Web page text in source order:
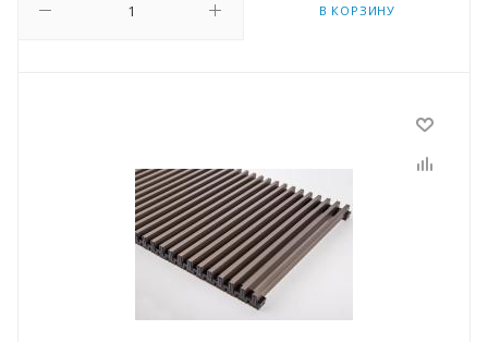
В КОРЗИНУ